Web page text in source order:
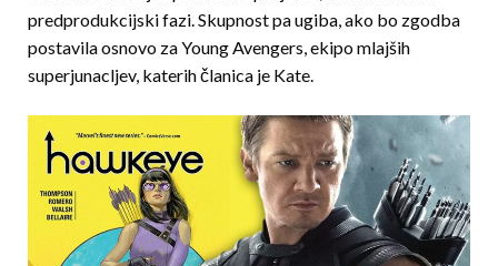
predprodukcijski fazi.Skupnost pa ugiba, ako bo zgodba
postavila osnovo za Young Avengers, ekipo mlajših
superjunacljev, katerih članica je Kate.